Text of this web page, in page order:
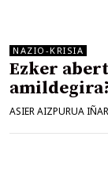
NAZIO-KRISIA
Ezker
ASIER AIZPURUA